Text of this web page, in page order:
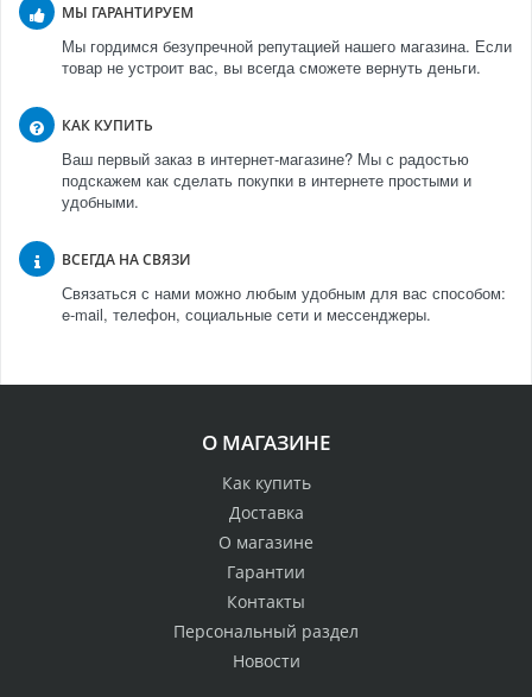
МЫ ГАРАНТИРУЕМ
Мы гордимся безупречной репутацией нашего магазина. Если
товар не устроит вас, вы всегда сможете вернуть деньги.
КАК КУПИТЬ
Ваш первый заказ в интернет-магазине? Мы с радостью
подскажем как сделать покупки в интернете простыми и
удобными.
ВСЕГДА НА СВЯЗИ
Связаться с нами можно любым удобным для вас способом:
e-mail, телефон, социальные сети и мессенджеры.
О МАГАЗИНЕ
Как купить
Доставка
О магазине
Гарантии
Контакты
Персональный раздел
Новости